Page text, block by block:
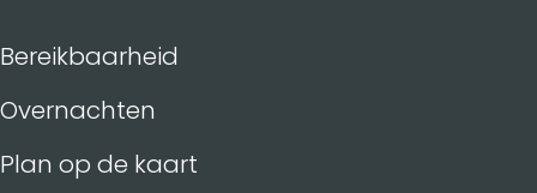
Bereikbaarheid
Overnachten
Plan op de kaart